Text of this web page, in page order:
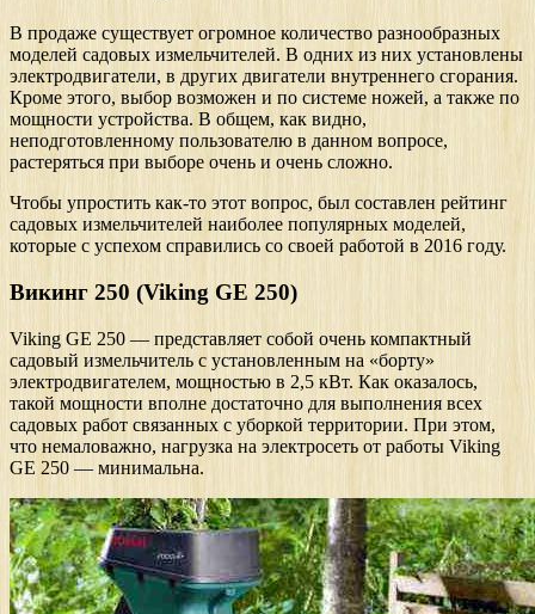
В продаже существует огромное количество разнообразных
моделей садовых измельчителей. В одних из них установлены
электродвигатели, в других двигатели внутреннего сгорания.
Кроме этого, выбор возможен и по системе ножей, а также по
мощности устройства. В общем, как видно,
неподготовленному пользователю в данном вопросе,
растеряться при выборе очень и очень сложно.
Чтобы упростить как-то этот вопрос, был составлен рейтинг
садовых измельчителей наиболее популярных моделей,
которые с успехом справились со своей работой в 2016 году.
Викинг 250 (Viking GE 250)
Viking GE 250 — представляет собой очень компактный
садовый измельчитель с установленным на «борту»
электродвигателем, мощностью в 2,5 кВт. Как оказалось,
такой мощности вполне достаточно для выполнения всех
садовых работ связанных с уборкой территории. При этом,
что немаловажно, нагрузка на электросеть от работы Viking
GE 250 — минимальна.